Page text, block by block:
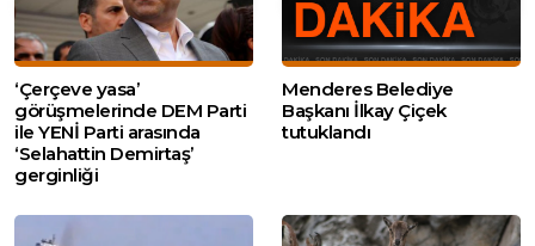
‘Çerçeve yasa’
görüşmelerinde DEM Parti
ile YENİ Parti arasında
‘Selahattin Demirtaş’
gerginliği
Menderes Belediye
Başkanı İlkay Çiçek
tutuklandı